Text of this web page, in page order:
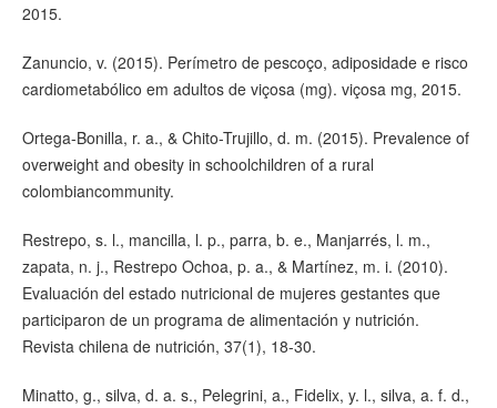
2015.
Zanuncio, v. (2015). Perímetro de pescoço, adiposidade e risco
cardiometabólico em adultos de viçosa (mg). viçosa mg, 2015.
Ortega-Bonilla, r. a., & Chito-Trujillo, d. m. (2015). Prevalence of
overweight and obesity in schoolchildren of a rural
colombiancommunity.
Restrepo, s. l., mancilla, l. p., parra, b. e., Manjarrés, l. m.,
zapata, n. j., Restrepo Ochoa, p. a., & Martínez, m. i. (2010).
Evaluación del estado nutricional de mujeres gestantes que
participaron de un programa de alimentación y nutrición.
Revista chilena de nutrición, 37(1), 18-30.
Minatto, g., silva, d. a. s., Pelegrini, a., Fidelix, y. l., silva, a. f. d.,